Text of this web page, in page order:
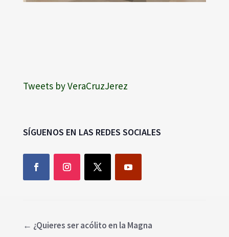
Tweets by VeraCruzJerez
SÍGUENOS EN LAS REDES SOCIALES
← ¿Quieres ser acólito en la Magna